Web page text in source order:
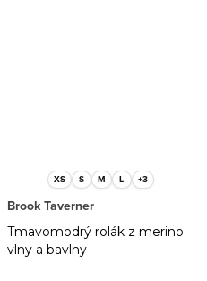
XS S M L +3
Tmavomodrý rolák z merino
vlny a bavlny
Brook Taverner